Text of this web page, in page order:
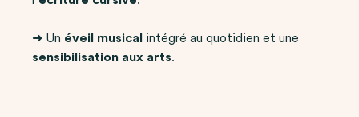
➜ Un éveil musical intégré au quotidien et une
sensibilisation aux arts.